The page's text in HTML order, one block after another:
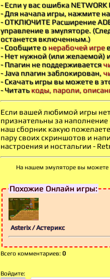
- Если у вас ошибка
- Для начала игры, нажмите
- ОТКЛЮЧИТЕ Расширение
управление в эмуляторе.
останется включенным.)
- Сообщите о нерабочей игре
- Нет нужной (или желаемой)
- Плагин не поддерживается
- Java плагин заблокирован,
- Скачать игры вы можете в
- Читатькоды, пароли,
Если вашей любимой игры
признательны за
наш сборник какую
пару своих скриншотов и
настроения и ностальгии -
На нашем эмуляторе вы можете
Похожие Онлайн игры:
Asterix / Астерикс
Всего комментариев: 0
Войдите: